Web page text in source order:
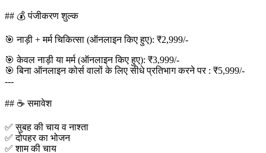
## 💰 पंजीकरण शुल्क
🎯 नाड़ी + मर्म चिकित्सा (ऑनलाइन किए हुए): ₹2,999/-
🎯 केवल नाड़ी या मर्म (ऑनलाइन किए हुए): ₹3,999/-
🎯 बिना ऑनलाइन कोर्स वालों के लिए सीधे प्रतिभाग करने पर : ₹5,999/-
---
## ☕ समावेश
✅ सुबह की चाय व नाश्ता
✅ दोपहर का भोजन
✅ शाम की चाय